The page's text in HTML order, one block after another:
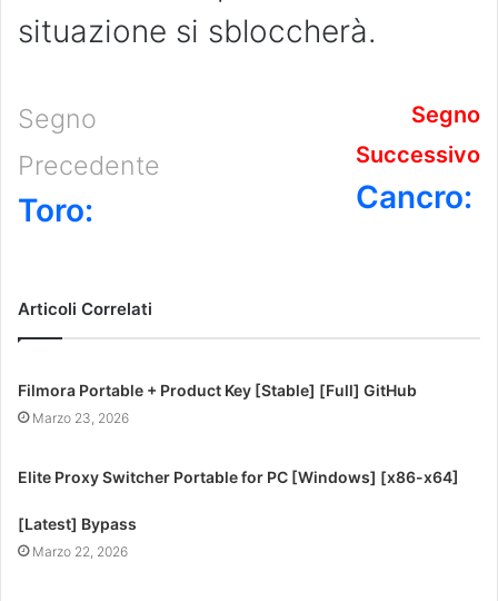
situazione si sbloccherà.
Segno
Precedente
Toro:
Segno
Successivo
Cancro:
Articoli Correlati
Filmora Portable + Product Key [Stable] [Full] GitHub
Marzo 23, 2026
Elite Proxy Switcher Portable for PC [Windows] [x86-x64]
[Latest] Bypass
Marzo 22, 2026